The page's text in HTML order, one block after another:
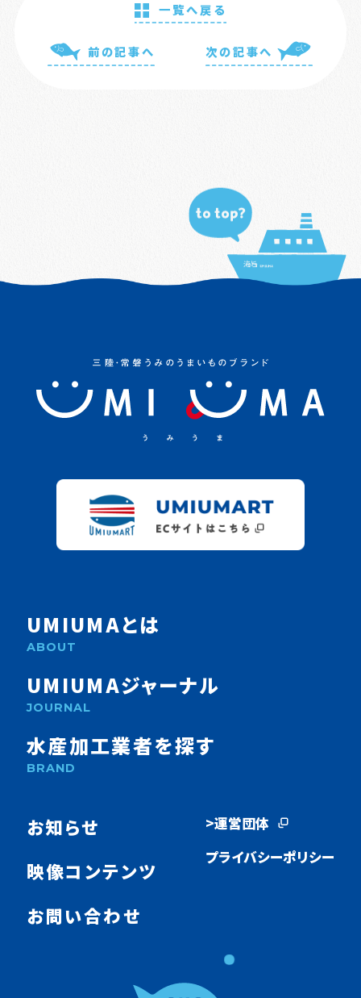
前の記事へ
一覧へ戻る
次の記事へ
UMIUMAとは
ABOUT
UMIUMAジャーナル
JOURNAL
水産加工業者を探す
BRAND
お知らせ
映像コンテンツ
お問い合わせ
>運営団体
プライバシーポリシー